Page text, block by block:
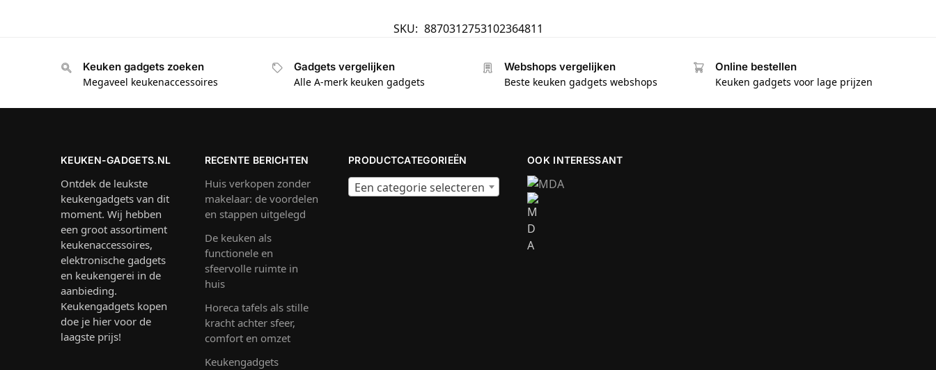
SKU: 8870312753102364811
Keuken gadgets zoeken
Megaveel keukenaccessoires
Gadgets vergelijken
Alle A-merk keuken gadgets
Webshops vergelijken
Beste keuken gadgets webshops
Online bestellen
Keuken gadgets voor lage prijzen
KEUKEN-GADGETS.NL
Ontdek de leukste
keukengadgets van dit
moment. Wij hebben
een groot assortiment
keukenaccessoires,
elektronische gadgets
en keukengerei in de
aanbieding.
Keukengadgets kopen
doe je hier voor de
laagste prijs!
RECENTE BERICHTEN
Huis verkopen zonder
makelaar: de voordelen
en stappen uitgelegd
De keuken als
functionele en
sfeervolle ruimte in
huis
Horeca tafels als stille
kracht achter sfeer,
comfort en omzet
Keukengadgets
PRODUCTCATEGORIEËN
Een categorie selecteren
OOK INTERESSANT